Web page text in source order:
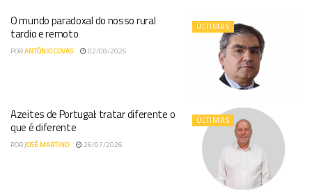
ÚLTIMAS
O mundo paradoxal do nosso rural
tardio e remoto
PORANTÓNIO COVAS 02/08/2026
ÚLTIMAS
Azeites de Portugal: tratar diferente o
que é diferente
PORJOSÉ MARTINO 26/07/2026